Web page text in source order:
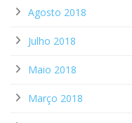
Agosto 2018
Julho 2018
Maio 2018
Março 2018